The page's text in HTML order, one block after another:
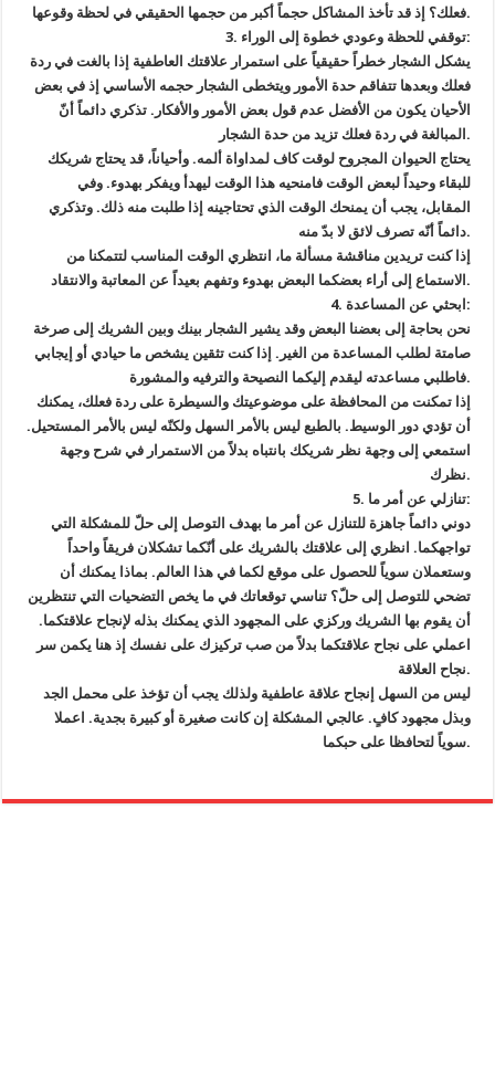
فعلك؟ إذ قد تأخذ المشاكل حجماً أكبر من حجمها الحقيقي في لحظة وقوعها.
3. توقفي للحظة وعودي خطوة إلى الوراء:
يشكل الشجار خطراً حقيقياً على استمرار علاقتك العاطفية إذا بالغت في ردة
فعلك وبعدها تتفاقم حدة الأمور ويتخطى الشجار حجمه الأساسي إذ في بعض
الأحيان يكون من الأفضل عدم قول بعض الأمور والأفكار. تذكري دائماً أنّ
المبالغة في ردة فعلك تزيد من حدة الشجار.
يحتاج الحيوان المجروح لوقت كاف لمداواة ألمه. وأحياناً، قد يحتاج شريكك
للبقاء وحيداً لبعض الوقت فامنحيه هذا الوقت ليهدأ ويفكر بهدوء. وفي
المقابل، يجب أن يمنحك الوقت الذي تحتاجينه إذا طلبت منه ذلك. وتذكري
دائماً أنّه تصرف لائق لا بدّ منه.
إذا كنت تريدين مناقشة مسألة ما، انتظري الوقت المناسب لتتمكنا من
الاستماع إلى أراء بعضكما البعض بهدوء وتفهم بعيداً عن المعاتبة والانتقاد.
4. ابحثي عن المساعدة:
نحن بحاجة إلى بعضنا البعض وقد يشير الشجار بينك وبين الشريك إلى صرخة
صامتة لطلب المساعدة من الغير. إذا كنت تثقين يشخص ما حيادي أو إيجابي
فاطلبي مساعدته ليقدم إليكما النصيحة والترفيه والمشورة.
إذا تمكنت من المحافظة على موضوعيتك والسيطرة على ردة فعلك، يمكنك
أن تؤدي دور الوسيط. بالطبع ليس بالأمر السهل ولكنّه ليس بالأمر المستحيل.
استمعي إلى وجهة نظر شريكك بانتباه بدلاً من الاستمرار في شرح وجهة
نظرك.
5. تنازلي عن أمر ما:
دوني دائماً جاهزة للتنازل عن أمر ما بهدف التوصل إلى حلّ للمشكلة التي
تواجهكما. انظري إلى علاقتك بالشريك على أنّكما تشكلان فريقاً واحداً
وستعملان سوياً للحصول على موقع لكما في هذا العالم. بماذا يمكنك أن
تضحي للتوصل إلى حلّ؟ تناسي توقعاتك في ما يخص التضحيات التي تنتظرين
أن يقوم بها الشريك وركزي على المجهود الذي يمكنك بذله لإنجاح علاقتكما.
اعملي على نجاح علاقتكما بدلاً من صب تركيزك على نفسك إذ هنا يكمن سر
نجاح العلاقة.
ليس من السهل إنجاح علاقة عاطفية ولذلك يجب أن تؤخذ على محمل الجد
وبذل مجهود كافٍ. عالجي المشكلة إن كانت صغيرة أو كبيرة بجدية. اعملا
سوياً لتحافظا على حبكما.